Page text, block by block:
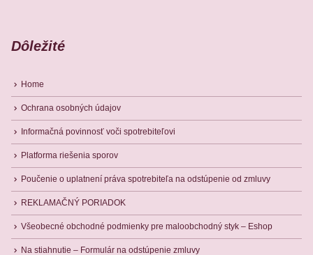
Dôležité
Home
Ochrana osobných údajov
Informačná povinnosť voči spotrebiteľovi
Platforma riešenia sporov
Poučenie o uplatnení práva spotrebiteľa na odstúpenie od zmluvy
REKLAMAČNÝ PORIADOK
Všeobecné obchodné podmienky pre maloobchodný styk – Eshop
Na stiahnutie – Formulár na odstúpenie zmluvy